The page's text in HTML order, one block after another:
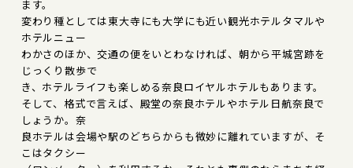
ます。
変わり種としては東大寺にも大学にも近い観光ホテルタマルや
ホテルニュー
わかさのほか、交通の便をいとわなければ、朝から平城宮跡を
じっくり散歩で
き、ホテルライフも楽しめる奈良ロイヤルホテルもあります。
そして、格式で言えば、殿堂の奈良ホテルやホテル日航奈良で
しょうか。奈
良ホテルは会場や駅のどちらからも微妙に離れていますが、そ
こはタクシー